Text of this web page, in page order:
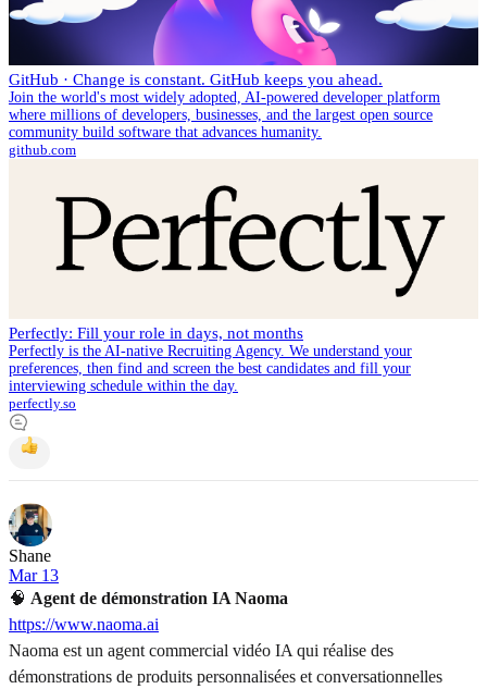
GitHub · Change is constant. GitHub keeps you ahead.
Join the world's most widely adopted, AI-powered developer platform
where millions of developers, businesses, and the largest open source
community build software that advances humanity.
github.com
Perfectly: Fill your role in days, not months
Perfectly is the AI-native Recruiting Agency. We understand your
preferences, then find and screen the best candidates and fill your
interviewing schedule within the day.
perfectly.so
Shane
Mar 13
🧠 Agent de démonstration IA Naoma
https://www.naoma.ai
Naoma est un agent commercial vidéo IA qui réalise des
démonstrations de produits personnalisées et conversationnelles